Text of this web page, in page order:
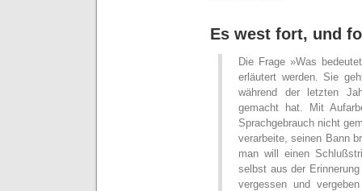
Es west fort, und
Die Frage »Was
erläutert werden. Sie
während der letzten
gemacht hat. Mit
Sprachgebrauch nicht
verarbeite, seinen Bann
man will einen
selbst aus der
vergessen und